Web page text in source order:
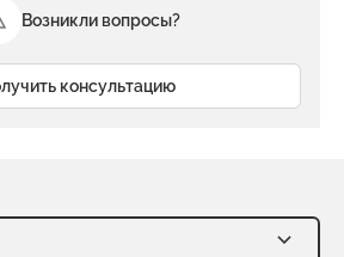
Возникли вопросы?
консультацию